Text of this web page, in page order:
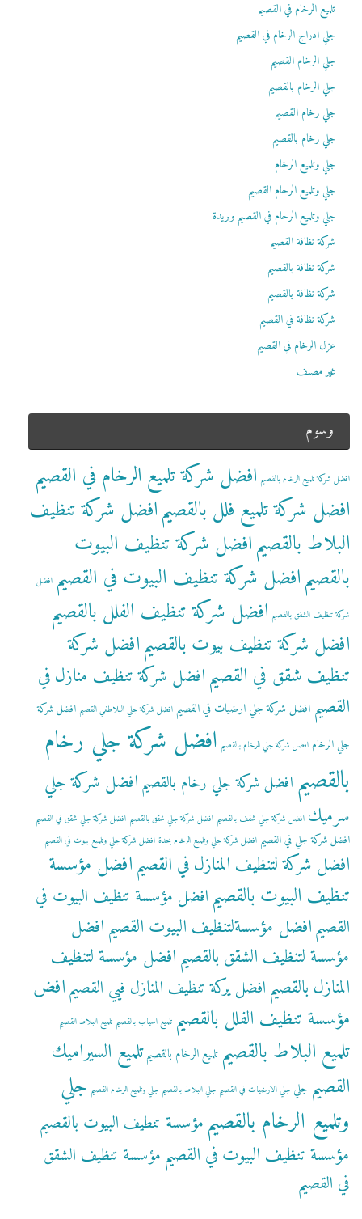
تلميع الرخام في القصيم
جلي ادراج الرخام في القصيم
جلي الرخام القصيم
جلي الرخام بالقصيم
جلي رخام القصيم
جلي رخام بالقصيم
جلي وتلميع الرخام
جلي وتلميع الرخام القصيم
جلي وتلميع الرخام في القصيم وبريدة
شركة نظافة القصيم
شركة نظافة بالقصيم
شركة نظافة بالقصيم
شركة نظافة في القصيم
عزل الرخام في القصيم
غير مصنف
وسوم
افضل شركة تلميع الرخام بالقصيم افضل شركة تلميع الرخام في القصيم
افضل شركة تلميع فلل بالقصيمافضل شركة تنظيف
البلاط بالقصيمافضل شركة تنظيف البيوت
بالقصيمافضل شركة تنظيف البيوت في القصيم افضل
شركة تنظيف الشقق بالقصيم افضل شركة تنظيف الفلل بالقصيم
افضل شركة تنظيف بيوت بالقصيمافضل شركة
تنظيف شقق في القصيمافضل شركة تنظيف منازل في
القصيم افضل شركة جلي ارضيات في القصيم افضل شركة جلي البلاطفي القصيم افضل شركة
جلي الرخام افضل شركة جلي الرخام بالقصيم افضل شركة جلي رخام
بالقصيم افضل شركة جلي رخام بالقصيمافضل شركة جلي
سرميك افضل شركة جلي شفف بالقصيم افضل شركة جلي شقق بالقصيم افضل شركة جلي شقق في القصيم
افضل شركة جلي في القصيم افضل شركة جلي وتلميع الرخام بحدة افضل شركة جلي وتلميع بيوت في القصيم
افضل شركة لتنظيف المنازل في القصيمافضل مؤسسة
تنظيف البيوت بالقصيمافضل مؤسسة تنظيف البيوت في
القصيمافضل مؤسسةلتنظيف البيوت القصيمافضل
مؤسسة لتنظيف الشقق بالقصيمافضل مؤسسة لتنظيف
المنازل بالقصيمافضل يركة تنظيف المنازل فيي القصيمافض
مؤسسة تنظيف الفلل بالقصيم تلميع اسياب بالقصيم تلميع البلاط القصيم
تلميع البلاط بالقصيم تلميع الرخام بالقصيمتلميع السيراميك
القصيم جلي جلي الارضيات في القصيم جلي البلاط بالقصيم جلي وتلميع الرخام القصيم جلي
وتلميع الرخام بالقصيممؤسسة تنطيف البيوت بالقصيم
مؤسسة تنظيف البيوت في القصيممؤسسة تنظيف الشقق
في القصيم